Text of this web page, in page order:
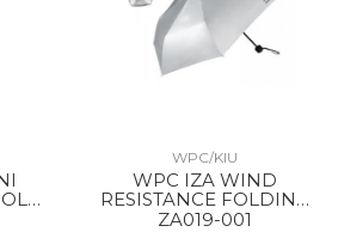
WPC/KIU
WPC IZA WIND
RESISTANCE FOLDING
PARASOL SILVER
ZA019-001